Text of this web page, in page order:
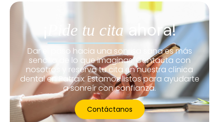
Pide tu citaahora!
Dar el paso hacia una sonrisa sana es más
sencillo de lo que imaginas. Contacta con
nosotros y reserva tu cita en nuestra clínica
dental en Patraix. Estamos listos para ayudarte
a sonreír con confianza.
Contáctanos